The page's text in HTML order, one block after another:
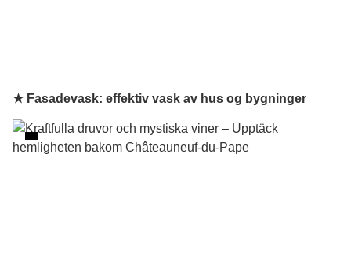
★ Fasadevask: effektiv vask av hus og bygninger